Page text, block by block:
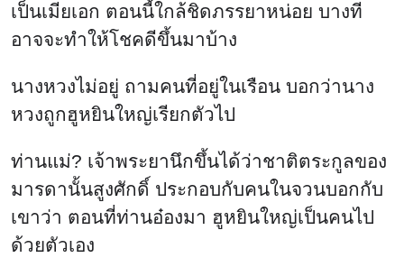
เป็นเมียเอก ตอนนี้ใกล้ชิดภรรยาหน่อย บางที
อาจจะทำให้โชคดีขึ้นมาบ้าง
นางหวงไม่อยู่ ถามคนที่อยู่ในเรือน บอกว่านาง
หวงถูกฮูหยินใหญ่เรียกตัวไป
ท่านแม่? เจ้าพระยานึกขึ้นได้ว่าชาติตระกูลของ
มารดานั้นสูงศักดิ์ ประกอบกับคนในจวนบอกกับ
เขาว่า ตอนที่ท่านอ๋องมา ฮูหยินใหญ่เป็นคนไป
ด้วยตัวเอง